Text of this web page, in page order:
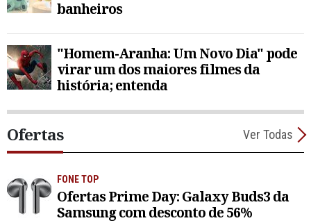
banheiros
"Homem-Aranha: Um Novo Dia" pode
virar um dos maiores filmes da
história; entenda
Ofertas Ver Todas
FONE TOP
Ofertas Prime Day: Galaxy Buds3 da
Samsung com desconto de 56%